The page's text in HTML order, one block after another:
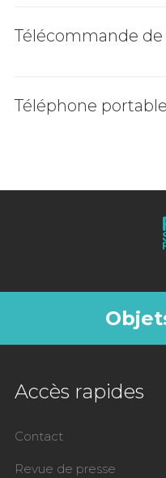
Télécommande
Téléphone portable
Accès rapides
Contact
Revue de presse